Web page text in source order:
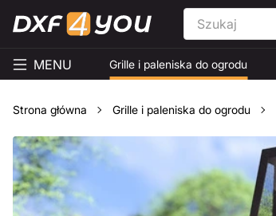
MENU Grille i paleniska do ogrodu
Strona główna Grille i paleniska do ogrodu